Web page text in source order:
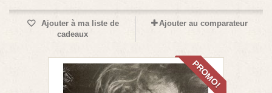
Ajouter à ma liste de
cadeaux
Ajouter au comparateur
PROMO!